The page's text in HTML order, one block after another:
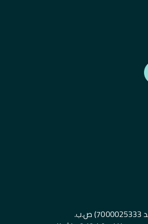
البنك السعودي الفرنسي، شركة مساهمة عامة، مساهمة برأس مال 25,000,000,000ريال سعودي، سجل تجاري رقم 1010073368 (الرقم الموحد 7000025333) ص.ب.